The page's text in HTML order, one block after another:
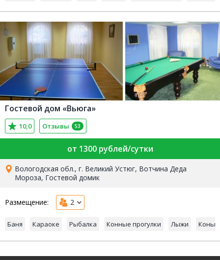
Гостевой дом «Вьюга»
10,0 Отзывы 53
от 1300 рублей/сутки
Вологодская обл., г. Великий Устюг, Вотчина Деда
Мороза, Гостевой домик
Размещение: 2
Баня Караоке Рыбалка Конные прогулки Лыжи